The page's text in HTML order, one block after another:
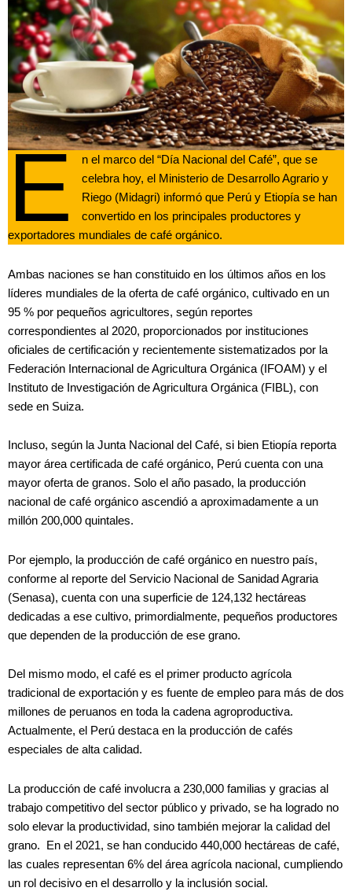
E
n el marco del “Día Nacional del Café”, que se
celebra hoy, el Ministerio de Desarrollo Agrario y
Riego (Midagri) informó que Perú y Etiopía se han
convertido en los principales productores y
exportadores mundiales de café orgánico.
Ambas naciones se han constituido en los últimos años en los
líderes mundiales de la oferta de café orgánico, cultivado en un
95 % por pequeños agricultores, según reportes
correspondientes al 2020, proporcionados por instituciones
oficiales de certificación y recientemente sistematizados por la
Federación Internacional de Agricultura Orgánica (IFOAM) y el
Instituto de Investigación de Agricultura Orgánica (FIBL), con
sede en Suiza.
Incluso, según la Junta Nacional del Café, si bien Etiopía reporta
mayor área certificada de café orgánico, Perú cuenta con una
mayor oferta de granos. Solo el año pasado, la producción
nacional de café orgánico ascendió a aproximadamente a un
millón 200,000 quintales.
Por ejemplo, la producción de café orgánico en nuestro país,
conforme al reporte del Servicio Nacional de Sanidad Agraria
(Senasa), cuenta con una superficie de 124,132 hectáreas
dedicadas a ese cultivo, primordialmente, pequeños productores
que dependen de la producción de ese grano.
Del mismo modo, el café es el primer producto agrícola
tradicional de exportación y es fuente de empleo para más de dos
millones de peruanos en toda la cadena agroproductiva.
Actualmente, el Perú destaca en la producción de cafés
especiales de alta calidad.
La producción de café involucra a 230,000 familias y gracias al
trabajo competitivo del sector público y privado, se ha logrado no
solo elevar la productividad, sino también mejorar la calidad del
grano. En el 2021, se han conducido 440,000 hectáreas de café,
las cuales representan 6% del área agrícola nacional, cumpliendo
un rol decisivo en el desarrollo y la inclusión social.